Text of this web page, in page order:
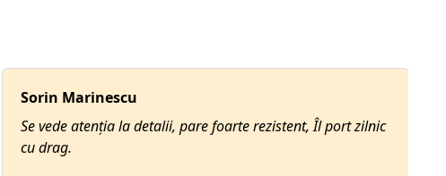
Sorin Marinescu
Se vede atenția la detalii, pare foarte rezistent, Îl port zilnic
cu drag.